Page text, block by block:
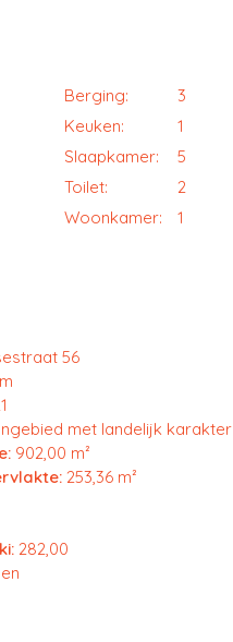
Berging:
3
Keuken:
1
Slaapkamer:
5
Toilet:
2
Woonkamer:
1
56
met landelijk karakter
902,00 m²
253,36 m²
282,00